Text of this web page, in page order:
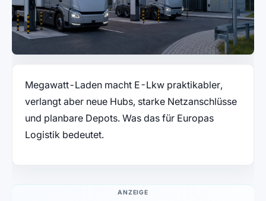
Megawatt-Laden macht E-Lkw praktikabler,
verlangt aber neue Hubs, starke Netzanschlüsse
und planbare Depots. Was das für Europas
Logistik bedeutet.
ANZEIGE